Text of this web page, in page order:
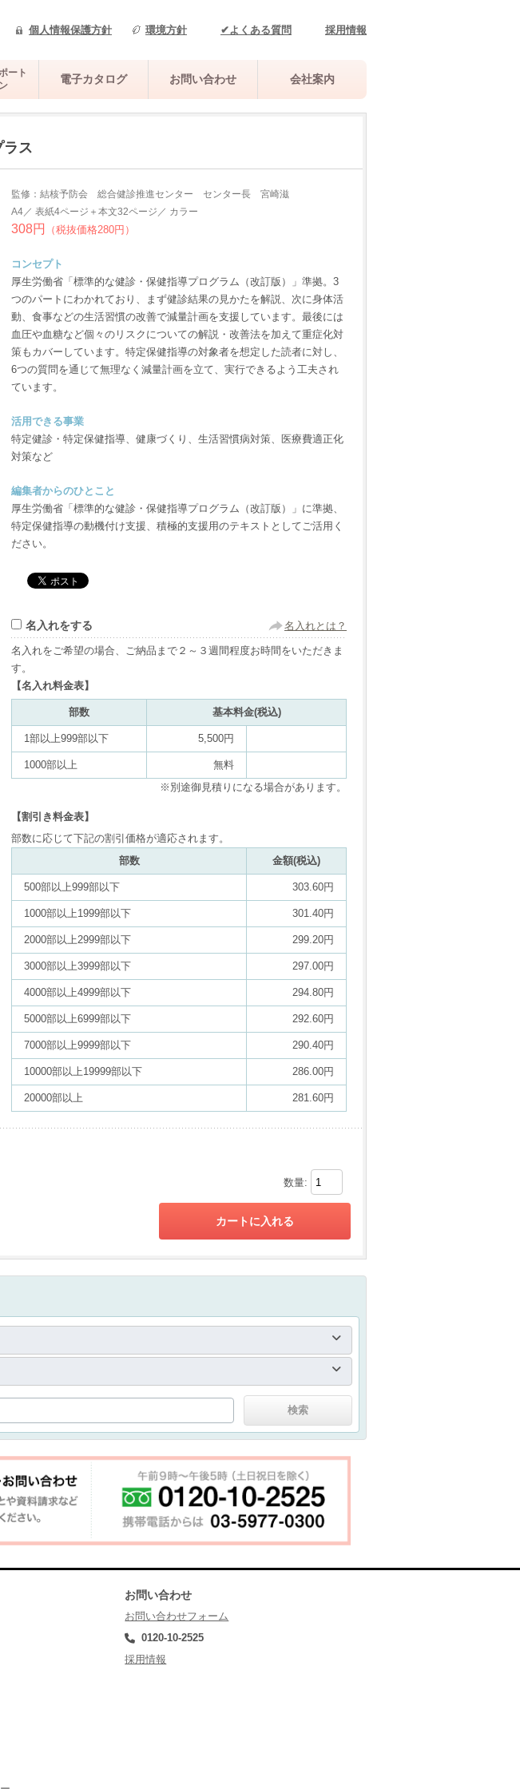
個人情報保護方針 環境方針 ✔よくある質問 採用情報
ート
電子カタログ お問い合わせ 会社案内
ラス
監修：結核予防会 総合健診推進センター センター長 宮崎滋
A4／ 表紙4ページ＋本文32ページ／ カラー
308円 （税抜価格280円）
コンセプト
厚生労働省「標準的な健診・保健指導プログラム（改訂版）」準拠。3
つのパートにわかれており、まず健診結果の見かたを解説、次に身体活
動、食事などの生活習慣の改善で減量計画を支援しています。最後には
血圧や血糖など個々のリスクについての解説・改善法を加えて重症化対
策もカバーしています。特定保健指導の対象者を想定した読者に対し、
6つの質問を通じて無理なく減量計画を立て、実行できるよう工夫され
ています。
活用できる事業
特定健診・特定保健指導、健康づくり、生活習慣病対策、医療費適正化
対策など
編集者からのひとこと
厚生労働省「標準的な健診・保健指導プログラム（改訂版）」に準拠、
特定保健指導の動機付け支援、積極的支援用のテキストとしてご活用く
ださい。
名入れをする 名入れとは？
名入れをご希望の場合、ご納品まで２～３週間程度お時間をいただきま
す。
【名入れ料金表】
部数 基本料金(税込)
1部以上999部以下 5,500円
1000部以上
無料
※別途御見積りになる場合があります。
【割引き料金表】
部数に応じて下記の割引価格が適応されます。
部数
金額(税込)
500部以上999部以下 303.60円
1000部以上1999部以下 301.40円
2000部以上2999部以下 299.20円
3000部以上3999部以下 297.00円
4000部以上4999部以下 294.80円
5000部以上6999部以下 292.60円
7000部以上9999部以下 290.40円
10000部以上19999部以下 286.00円
20000部以上 281.60円
数量:
お問い合わせ
お問い合わせフォーム
0120-10-2525
採用情報